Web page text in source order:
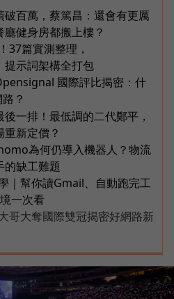
百萬，蔡篤昌：還會有更厲
健身房都搬上樓？
37篇實測整理，
示詞架構全打包
國際評比揭密：什
？
一排！最低調的二代鄭平，
新定價？
為何仍導入機器人？物流
的缺工難題
｜幫你讀Gmail、自動跑完工
一次看
哥大奪國際雙冠揭密好網路新